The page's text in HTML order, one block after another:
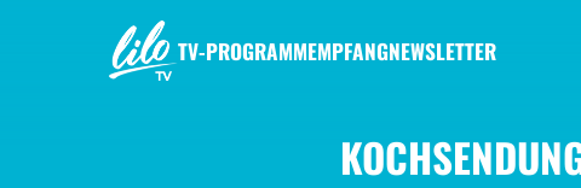
TV-PROGRAMMEMPFANGNEWSLETTER